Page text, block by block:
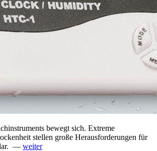
bewegt sich. Extreme
stellen große Herausforderungen für
— weiter